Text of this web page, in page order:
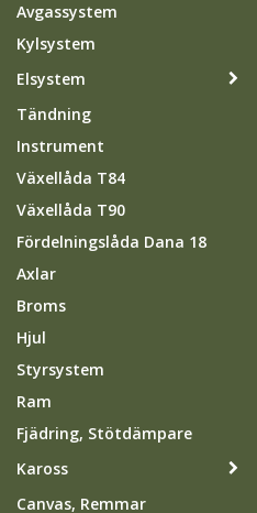
Avgassystem
Kylsystem
Elsystem
Tändning
Instrument
Växellåda T84
Växellåda T90
Fördelningslåda Dana 18
Axlar
Broms
Hjul
Styrsystem
Ram
Fjädring, Stötdämpare
Kaross
Canvas, Remmar